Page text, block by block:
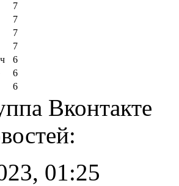
7
7
7
7
6
6
6
Вконтакте
01:25